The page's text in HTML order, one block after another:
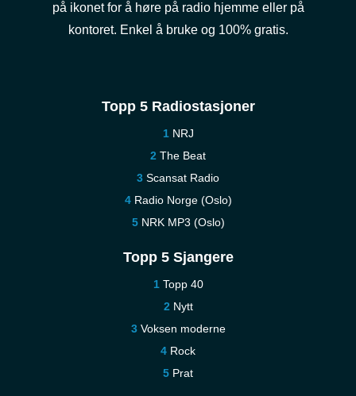
på ikonet for å høre på radio hjemme eller på
kontoret. Enkel å bruke og 100% gratis.
Topp 5 Radiostasjoner
NRJ
The Beat
Scansat Radio
Radio Norge (Oslo)
NRK MP3 (Oslo)
Topp 5 Sjangere
Topp 40
Nytt
Voksen moderne
Rock
Prat